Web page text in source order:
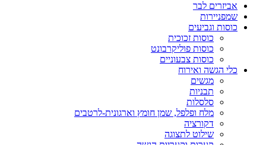
אביזרים לבר
שמפניירות
כוסות וגביעים
כוסות זכוכית
כוסות פוליקרבונט
כוסות צבעוניים
כלי הגשה ואירוח
מגשים
תבניות
סלסלות
מלח ופלפל, שמן חומץ וארגונית-לרטבים
דקורציה
שילוט לתצוגה